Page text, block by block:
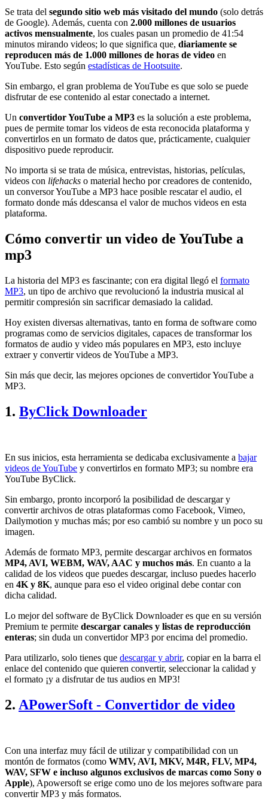
Se trata del segundo sitio web más visitado del mundo (solo detrás
de Google). Además, cuenta con 2.000 millones de usuarios
activos mensualmente, los cuales pasan un promedio de 41:54
minutos mirando videos; lo que significa que, diariamente se
reproducen más de 1.000 millones de horas de video en
YouTube. Esto según estadísticas de Hootsuite.
Sin embargo, el gran problema de YouTube es que solo se puede
disfrutar de ese contenido al estar conectado a internet.
Un convertidor YouTube a MP3 es la solución a este problema,
pues de permite tomar los videos de esta reconocida plataforma y
convertirlos en un formato de datos que, prácticamente, cualquier
dispositivo puede reproducir.
No importa si se trata de música, entrevistas, historias, películas,
videos con lifehacks o material hecho por creadores de contenido,
un conversor YouTube a MP3 hace posible rescatar el audio, el
formato donde más ddescansa el valor de muchos videos en esta
plataforma.
Cómo convertir un video de YouTube a
mp3
La historia del MP3 es fascinante; con era digital llegó el formato
MP3, un tipo de archivo que revolucionó la industria musical al
permitir compresión sin sacrificar demasiado la calidad.
Hoy existen diversas alternativas, tanto en forma de software como
programas como de servicios digitales, capaces de transformar los
formatos de audio y video más populares en MP3, esto incluye
extraer y convertir videos de YouTube a MP3.
Sin más que decir, las mejores opciones de convertidor YouTube a
MP3.
1. ByClick Downloader
En sus inicios, esta herramienta se dedicaba exclusivamente a bajar
videos de YouTube y convertirlos en formato MP3; su nombre era
YouTube ByClick.
Sin embargo, pronto incorporó la posibilidad de descargar y
convertir archivos de otras plataformas como Facebook, Vimeo,
Dailymotion y muchas más; por eso cambió su nombre y un poco su
imagen.
Además de formato MP3, permite descargar archivos en formatos
MP4, AVI, WEBM, WAV, AAC y muchos más. En cuanto a la
calidad de los videos que puedes descargar, incluso puedes hacerlo
en 4K y 8K, aunque para eso el video original debe contar con
dicha calidad.
Lo mejor del software de ByClick Downloader es que en su versión
Premium te permite descargar canales y listas de reproducción
enteras; sin duda un convertidor MP3 por encima del promedio.
Para utilizarlo, solo tienes que descargar y abrir, copiar en la barra el
enlace del contenido que quieren convertir, seleccionar la calidad y
el formato ¡y a disfrutar de tus audios en MP3!
2. APowerSoft - Convertidor de video
Con una interfaz muy fácil de utilizar y compatibilidad con un
montón de formatos (como WMV, AVI, MKV, M4R, FLV, MP4,
WAV, SFW e incluso algunos exclusivos de marcas como Sony o
Apple), Apowersoft se erige como uno de los mejores software para
convertir MP3 y más formatos.